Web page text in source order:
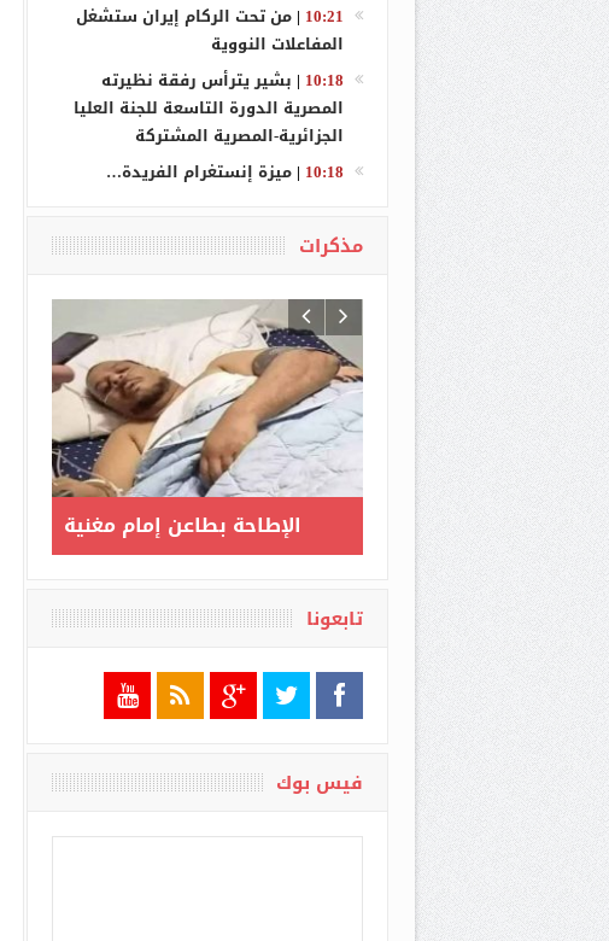
10:21
| من تحت الركام إيران ستشغل
المفاعلات النووية
10:18
| بشير يترأس رفقة نظيرته
المصرية الدورة التاسعة للجنة العليا
الجزائرية-المصرية المشتركة
10:18
| ميزة إنستغرام الفريدة…
مذكرات
ارتفاع عدد المصابين بكورونا
إلى 3517 بعد تسجيل 135 حالة
مثقف وشيكور في
ميكي / الحلقة الأخيرة :
يمكن أن أنام وأنا مرتاح
البال
تابعونا